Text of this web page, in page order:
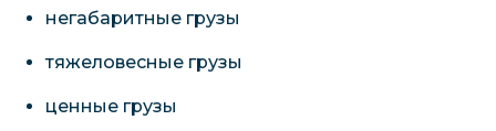
негабаритные грузы
тяжеловесные грузы
ценные грузы